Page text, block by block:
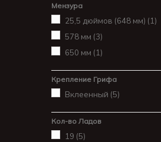
Мензура
25,5 дюймов (648 мм) (1)
578 мм (3)
650 мм (1)
Крепление Грифа
Вклеенный (5)
Кол-во Ладов
19 (5)